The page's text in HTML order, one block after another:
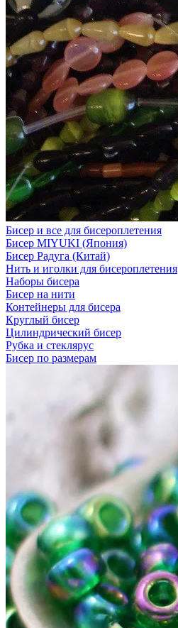
Бисер и все для бисероплетения
Бисер MIYUKI (Япония)
Бисер Радуга (Китай)
Нить и иголки для бисероплетения
Наборы бисера
Бисер на нити
Контейнеры для бисера
Круглый бисер
Цилиндрический бисер
Рубка и стеклярус
Бисер по размерам